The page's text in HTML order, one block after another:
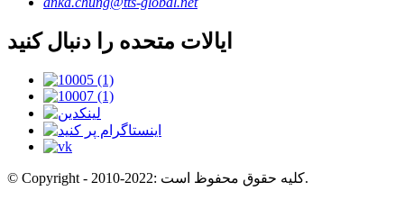
ایالات متحده را دنبال کنید
© Copyright - 2010-2022: کلیه حقوق محفوظ است.